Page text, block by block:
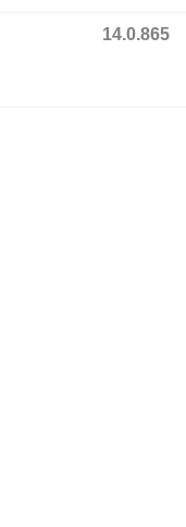
14.0.865